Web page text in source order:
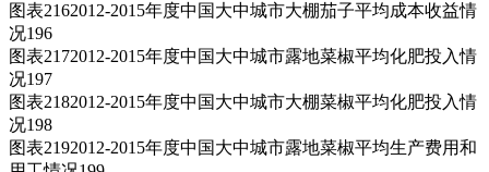
图表2162012-2015年度中国大中城市大棚茄子平均成本收益情
况196
图表2172012-2015年度中国大中城市露地菜椒平均化肥投入情
况197
图表2182012-2015年度中国大中城市大棚菜椒平均化肥投入情
况198
图表2192012-2015年度中国大中城市露地菜椒平均生产费用和